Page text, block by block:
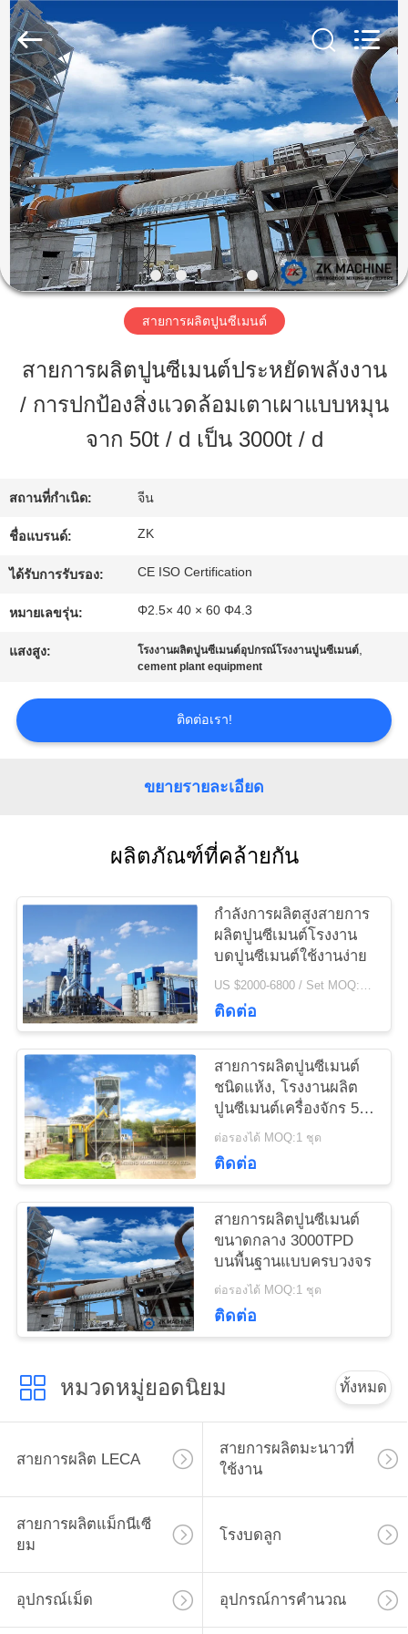
บ้าน
สินค้า
วิดีโอ
VR
กับ
เรา
ทัวร์
โรงงาน
ควบคุม
ข่าว
ขอ
ใบ
เสนอ
ราคา
แผนผัง
เว็บไซต์
นโยบาย
เป็น
Henan
Zhengzhou
Mining
Machinery
CO.Ltd.
Rights
Reserved.
Developed
by
ECER
สายการผลิตปูนซีเมนต์
สายการผลิตปูนซีเมนต์ประหยัดพลังงาน
/ การปกป้องสิ่งแวดล้อมเตาเผาแบบหมุน
จาก 50t / d เป็น 3000t / d
สถานที่กำเนิด: จีน
ชื่อแบรนด์: ZK
ได้รับการรับรอง: CE ISO Certification
หมายเลขรุ่น: Φ2.5× 40 × 60 Φ4.3
แสงสูง: โรงงานผลิตปูนซีเมนต์อุปกรณ์โรงงานปูนซีเมนต์,
cement plant equipment
ติดต่อเรา!
ขยายรายละเอียด
ผลิตภัณฑ์ที่คล้ายกัน
กำลังการผลิตสูงสายการ
ผลิตปูนซีเมนต์โรงงาน
บดปูนซีเมนต์ใช้งานง่าย
US $2000-6800 / Set MOQ:1 ชุด
ติดต่อ
สายการผลิตปูนซีเมนต์
ชนิดแห้ง, โรงงานผลิต
ปูนซีเมนต์เครื่องจักร 50
T / D - 1500 T / D
ต่อรองได้ MOQ:1 ชุด
ติดต่อ
สายการผลิตปูนซีเมนต์
ขนาดกลาง 3000TPD
บนพื้นฐานแบบครบวงจร
ต่อรองได้ MOQ:1 ชุด
ติดต่อ
หมวดหมู่ยอดนิยม ทั้งหมด
สายการผลิต LECA
สายการผลิตมะนาวที่
ใช้งาน
สายการผลิตแม็กนีเซี
ยม
โรงบดลูก
อุปกรณ์เม็ด อุปกรณ์การคำนวณ